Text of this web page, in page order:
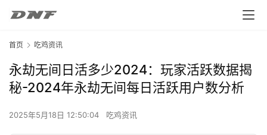
首页 吃鸡资讯
永劫无间日活多少2024：玩家活跃数据揭
秘-2024年永劫无间每日活跃用户数分析
2025年5月18日 12:50:04 吃鸡资讯